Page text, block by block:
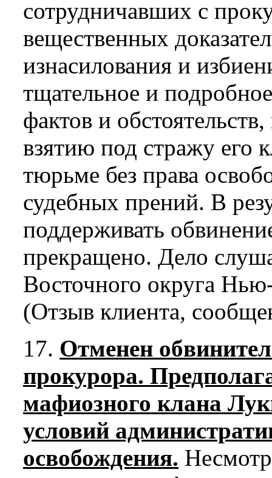
сотрудничавших с
вещественных
изнасилования и
тщательное и
фактов и
взятию под стражу его
тюрьме без права
судебных прений. В
поддерживать
прекращено. Дело
Восточного округа
(Отзыв клиента,
17. Отменен
прокурора.
мафиозного клана
условий
освобождения.